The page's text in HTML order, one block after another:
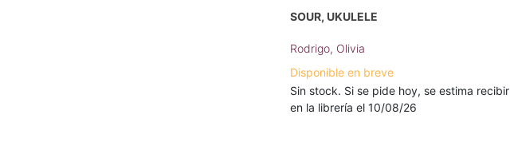
SOUR, UKULELE
Rodrigo, Olivia
Disponible en breve
Sin stock. Si se pide hoy, se estima recibir
en la librería el 10/08/26